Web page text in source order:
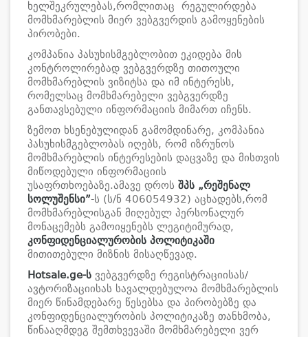
ხელშეკრულებას,რომლითაც რეგულირდება
მომხმარებლის მიერ ვებგვერდის გამოყენების
პირობები.
კომპანია პასუხისმგებლობით ეკიდება მის
კონტროლირებად ვებგვერდზე თითოული
მომხმარებლის ვიზიტსა და იმ ინტერესს,
რომელსაც მომხმარებელი ვებგვერდზე
განთავსებული ინფორმაციის მიმართ იჩენს.
ზემოთ ხსენებულიდან გამომდინარე, კომპანია
პასუხისმგებლობას იღებს, რომ იზრუნოს
მომხმარებლის ინტერესების დაცვაზე და მისთვის
მიწოდებული ინფორმაციის
უსაფრთხოებაზე.ამავე დროს შპს „რეშენალ
სოლუშენსი”-ს (ს/ნ 406054932) აცხადებს,რომ
მომხმარებლისგან მიღებულ პერსონალურ
მონაცემებს გამოიყენებს ლეგიტიმურად,
კონფიდენციალურობის პოლიტიკაში
მითითებული მიზნის მისაღწევად.
Hotsale.ge-ს ვებგვერდზე რეგისტრაციისას/
ავტორიზაციისას სავალდებულოა მომხმარებლის
მიერ წინამდებარე წესებსა და პირობებზე და
კონფიდენციალურობის პოლიტიკაზე თანხმობა,
წინააღმდეგ შემთხვევაში მომხმარებელი ვერ